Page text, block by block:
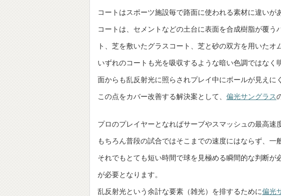
コートはスポーツ施設毎で路面に使われる素材に違いが
コートは、セメントなどの土台に表面を合成樹脂が覆
ト、芝を敷いたグラスコート、芝と砂の双方を用いたオ
いずれのコートも光を吸収するような暗い色調ではな
面からも乱反射光に照らされプレイ中にボールが見えに
この点をカバー改善する解決案として、 偏光サングラス
プロのプレイヤーとなればサーブやスマッシュの最高速
もちろん普段の試合ではそこまでの速度にはならず、一
それでもとても短い時間で球を見極める瞬間的な判断
が必要となります。
乱反射光という余計な要素（雑光）を排するために偏光